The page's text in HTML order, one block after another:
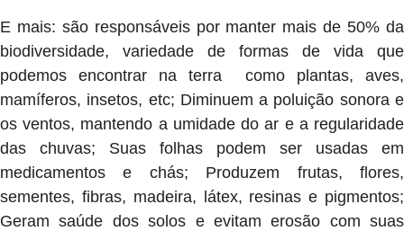
E mais: são responsáveis por manter mais de 50% da
biodiversidade, variedade de formas de vida que
podemos encontrar na terra como plantas, aves,
mamíferos, insetos, etc; Diminuem a poluição sonora e
os ventos, mantendo a umidade do ar e a regularidade
das chuvas; Suas folhas podem ser usadas em
medicamentos e chás; Produzem frutas, flores,
sementes, fibras, madeira, látex, resinas e pigmentos;
Geram saúde dos solos e evitam erosão com suas